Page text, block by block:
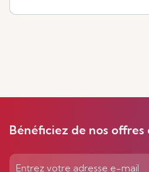
Bénéficiez de nos offres